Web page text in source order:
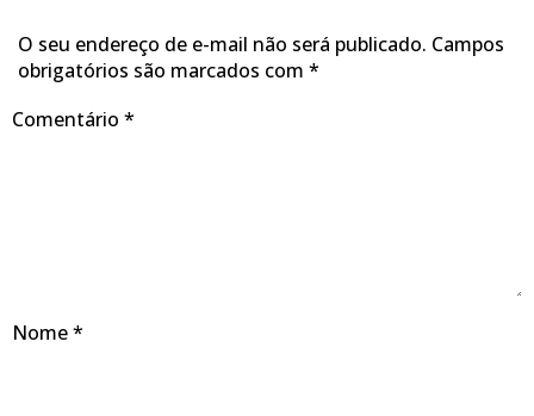
O seu endereço de e-mail não será publicado. Campos
obrigatórios são marcados com *
Comentário *
Nome*